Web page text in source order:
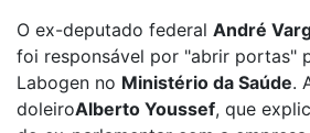
O ex-deputado federal André
foi responsável por "abrir portas"
Labogen no Ministério da Saúde.
doleiroAlberto Youssef, que